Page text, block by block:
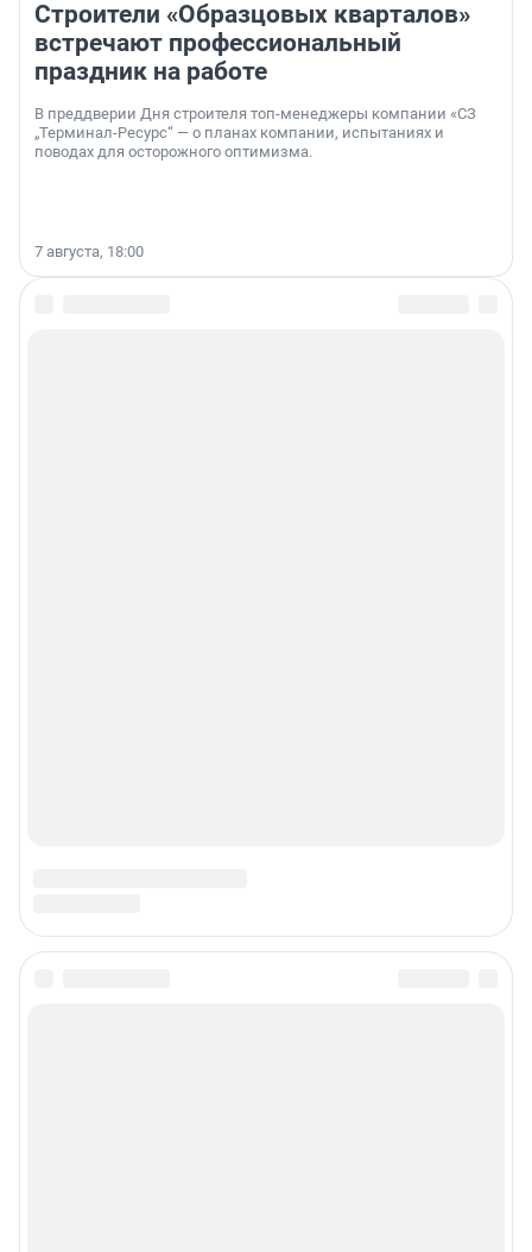
Строители «Образцовых кварталов»
встречают профессиональный
праздник на работе
В преддверии Дня строителя топ-менеджеры компании «СЗ
„Терминал-Ресурс“ — о планах компании, испытаниях и
поводах для осторожного оптимизма.
7 августа, 18:00